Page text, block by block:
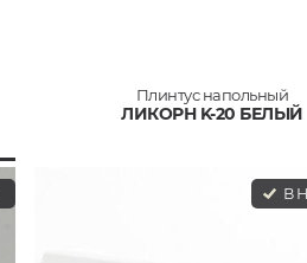
Плинтус напольный
ЛИКОРН K-20 БЕЛЫЙ
В